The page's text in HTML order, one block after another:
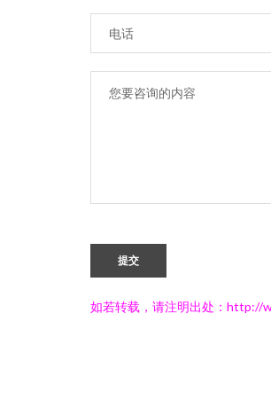
提交
如若转载，请注明出处：http://